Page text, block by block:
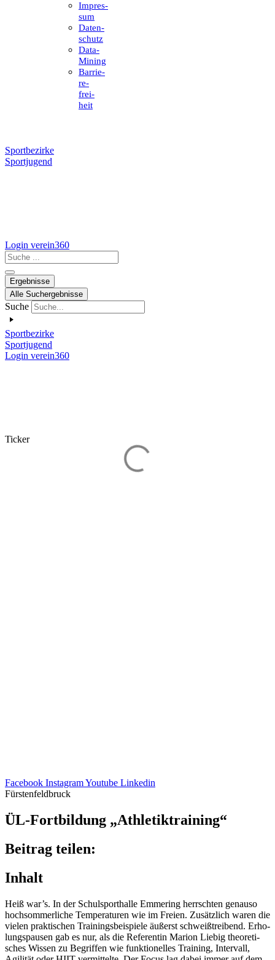
Impres­
sum
Daten­
schutz
Data-
Mining
Barrie­
re­
frei­
heit
Sportbezirke
Sportjugend
Login verein360
Search
...
Ergebnisse
Alle Suchergebnisse
Suche
Sportbezirke
Sportjugend
Login verein360
Ticker
Facebook InstagramYoutube Linkedin
Fürstenfeldbruck
ÜL-Fort­bil­dung „Athle­tik­trai­ning“
Beitrag teilen:
Inhalt
Heiß war’s. In der Schul­sport­halle Emme­ring herrsch­ten genauso
hoch­som­mer­li­che Tempe­ra­tu­ren wie im Freien. Zusätz­lich waren die
vielen prak­ti­schen Trai­nings­bei­spiele äußerst schweiß­trei­bend. Erho­
lungs­pau­sen gab es nur, als die Refe­ren­tin Marion Liebig theo­re­ti­
sches Wissen zu Begrif­fen wie funk­tio­nel­les Trai­ning, Inter­vall,